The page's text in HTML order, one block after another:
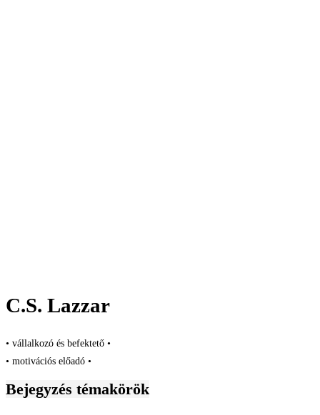
C.S. Lazzar
• vállalkozó és befektető •
• motivációs előadó •
Bejegyzés témakörök